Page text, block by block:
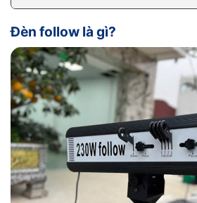
Đèn follow là gì?